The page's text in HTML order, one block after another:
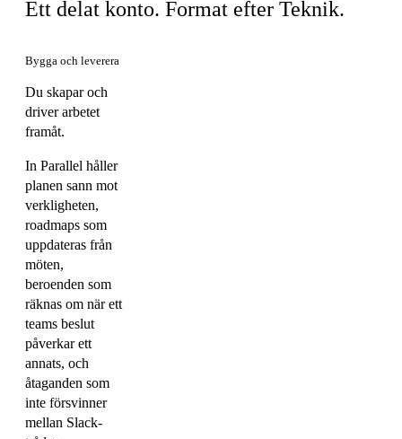
Ett delat konto. Format efter Teknik.
Bygga och leverera
Du skapar och
driver arbetet
framåt.
In Parallel håller
planen sann mot
verkligheten,
roadmaps som
uppdateras från
möten,
beroenden som
räknas om när ett
teams beslut
påverkar ett
annats, och
åtaganden som
inte försvinner
mellan Slack-